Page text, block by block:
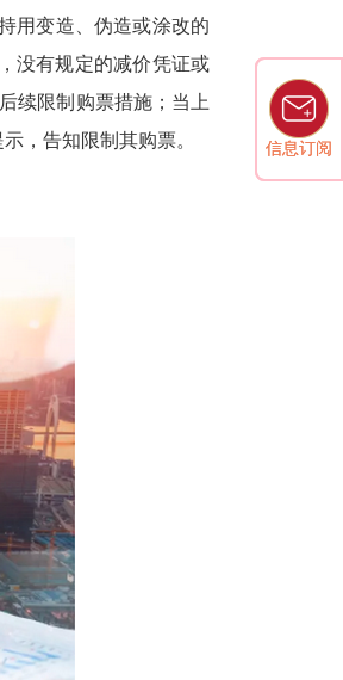
信息订阅
信息订阅
用变造、伪造或涂改的
没有规定的减价凭证或
续限制购票措施；当上
，告知限制其购票。